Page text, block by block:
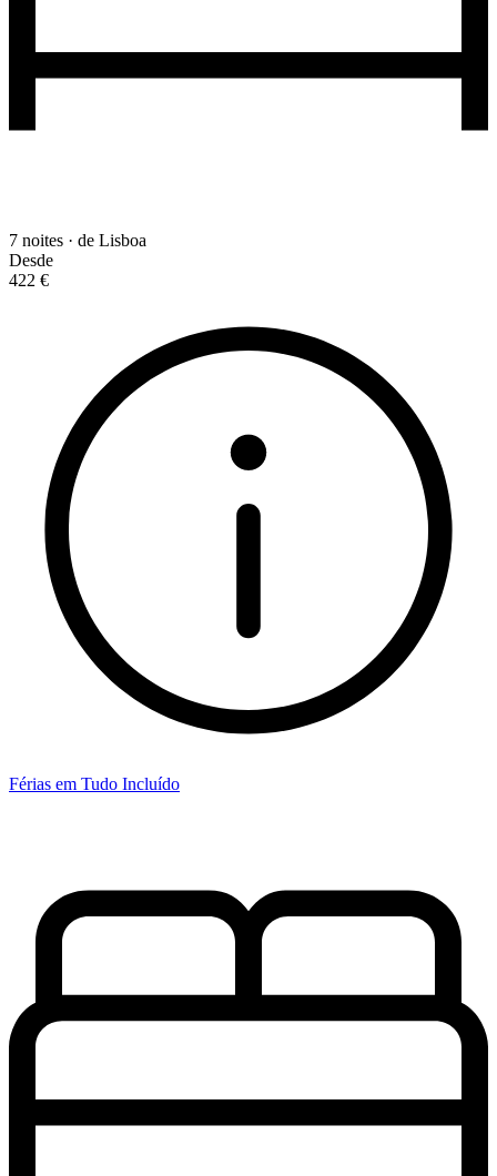
7 noites · de Lisboa
Desde
422 €
Férias em Tudo Incluído